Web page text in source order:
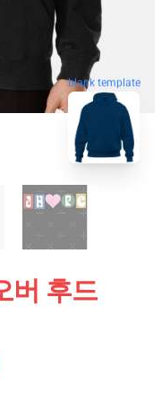
blank template
버 후드